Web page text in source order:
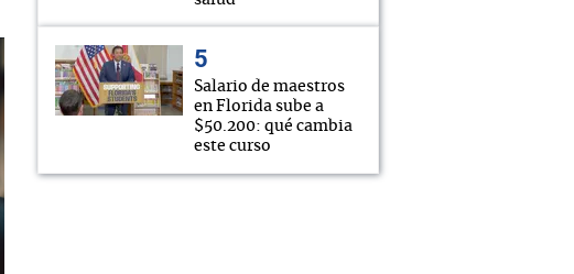
Salario de maestros
en Florida sube a
$50.200: qué cambia
este curso